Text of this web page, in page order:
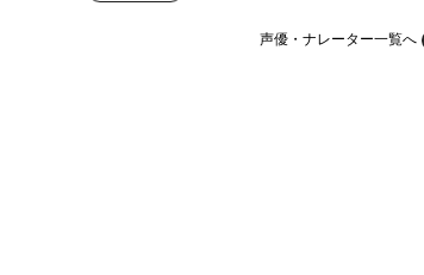
声優・ナレーター一覧へ